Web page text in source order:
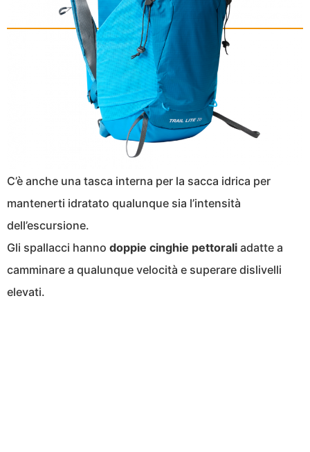
C’è anche una tasca interna per la sacca idrica per
mantenerti idratato qualunque sia l’intensità
dell’escursione.
Gli spallacci hanno doppie cinghie pettorali adatte a
camminare a qualunque velocità e superare dislivelli
elevati.